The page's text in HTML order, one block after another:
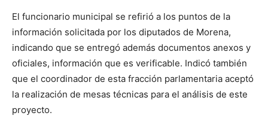
El funcionario municipal se refirió a los puntos de la
información solicitada por los diputados de Morena,
indicando que se entregó además documentos anexos y
oficiales, información que es verificable. Indicó también
que el coordinador de esta fracción parlamentaria aceptó
la realización de mesas técnicas para el análisis de este
proyecto.